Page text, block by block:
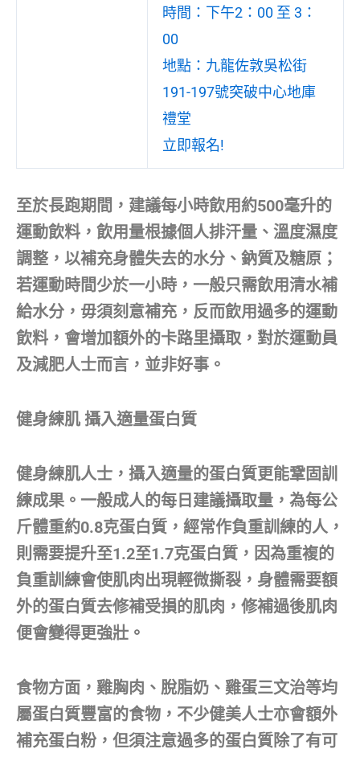
時間：下午2：00 至 3：
00
地點：九龍佐敦吳松街
191-197號突破中心地庫
禮堂
立即報名!
至於長跑期間，建議每小時飲用約500毫升的
運動飲料，飲用量根據個人排汗量、溫度濕度
調整，以補充身體失去的水分、鈉質及糖原；
若運動時間少於一小時，一般只需飲用清水補
給水分，毋須刻意補充，反而飲用過多的運動
飲料，會增加額外的卡路里攝取，對於運動員
及減肥人士而言，並非好事。
健身練肌 攝入適量蛋白質
健身練肌人士，攝入適量的蛋白質更能鞏固訓
練成果。一般成人的每日建議攝取量，為每公
斤體重約0.8克蛋白質，經常作負重訓練的人，
則需要提升至1.2至1.7克蛋白質，因為重複的
負重訓練會使肌肉出現輕微撕裂，身體需要額
外的蛋白質去修補受損的肌肉，修補過後肌肉
便會變得更強壯。
食物方面，雞胸肉、脫脂奶、雞蛋三文治等均
屬蛋白質豐富的食物，不少健美人士亦會額外
補充蛋白粉，但須注意過多的蛋白質除了有可